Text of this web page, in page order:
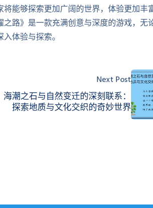
能够探索更加广阔的世界，体验更加丰
路》是一款充满创意与深度的游戏，无
体验与探索。
Next Post
海潮之石与自然变迁的深刻联系：
探索地质与文化交织的奇妙世界